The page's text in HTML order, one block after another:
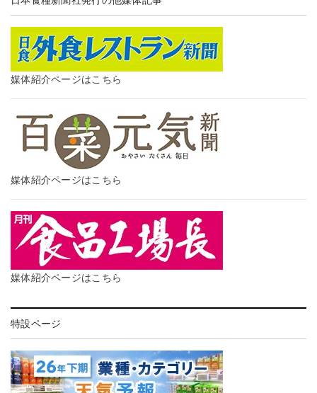
媒体紹介ページはこちら
媒体紹介ページはこちら
媒体紹介ページはこちら
特設ページ